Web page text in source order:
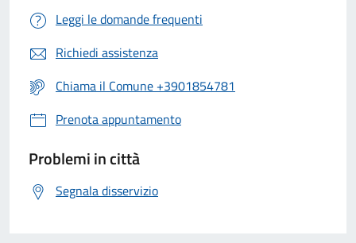
Leggi le domande frequenti
Richiedi assistenza
Chiama il Comune +3901854781
Prenota appuntamento
Problemi in città
Segnala disservizio